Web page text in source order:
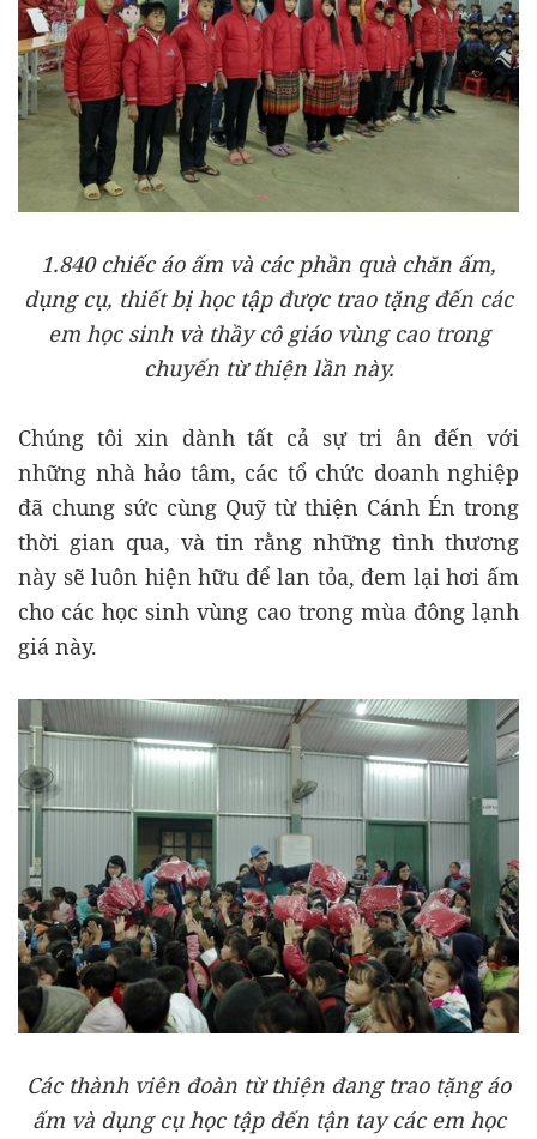
1.840 chiếc áo ấm và các phần quà chăn ấm,
dụng cụ, thiết bị học tập được trao tặng đến các
em học sinh và thầy cô giáo vùng cao trong
chuyến từ thiện lần này.
Chúng tôi xin dành tất cả sự tri ân đến với
những nhà hảo tâm, các tổ chức doanh nghiệp
đã chung sức cùng Quỹ từ thiện Cánh Én trong
thời gian qua, và tin rằng những tình thương
này sẽ luôn hiện hữu để lan tỏa, đem lại hơi ấm
cho các học sinh vùng cao trong mùa đông lạnh
giá này.
Các thành viên đoàn từ thiện đang trao tặng áo
ấm và dụng cụ học tập đến tận tay các em học